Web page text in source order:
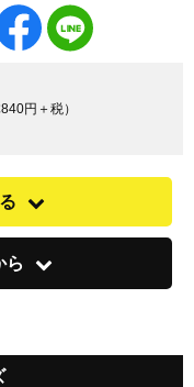
Facebook
で
ア
で
円＋税）
ら